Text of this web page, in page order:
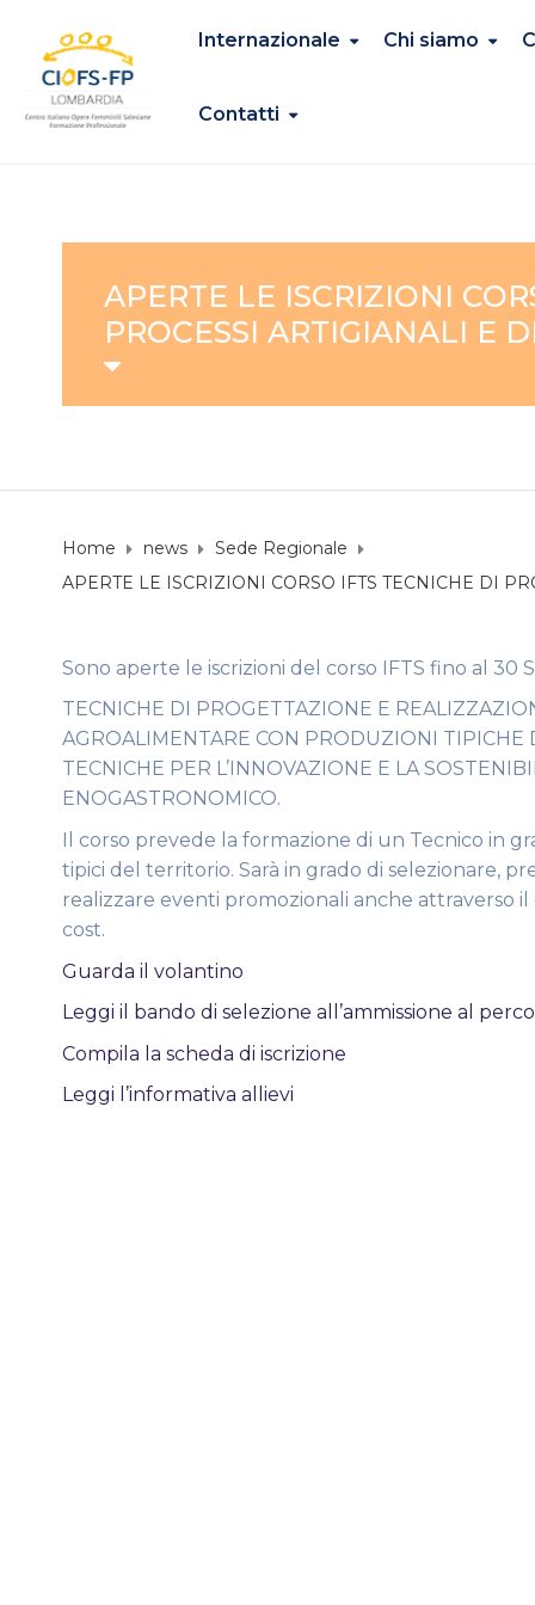
Internazionale Chi siamo
Contatti
APERTE LE ISCRIZIONI
PROCESSI ARTIGIANALI E
Home news
Sede Regionale
APERTE LE ISCRIZIONI CORSO IFTS TECNICHE DI
Sono aperte le iscrizioni del corso IFTS fino al 30
TECNICHE DI PROGETTAZIONE E
AGROALIMENTARE CON PRODUZIONI
TECNICHE PER L’INNOVAZIONE E LA
ENOGASTRONOMICO.
Il corso prevede la formazione di un Tecnico in
tipici del territorio. Sarà in grado di selezionare,
realizzare eventi promozionali anche attraverso
cost.
Guarda il volantino
Leggi il bando di selezione all’ammissione al
Compila la scheda di iscrizione
Leggi l’informativa allievi